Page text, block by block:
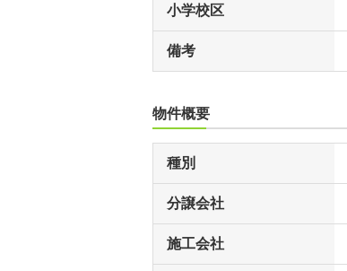
小学校区
備考
物件概要
種別
分譲会社
施工会社